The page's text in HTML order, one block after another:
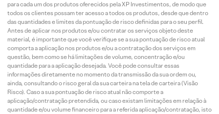
para cada um dos produtos oferecidos pela XP Investimentos, de modo que
todos os clientes possam ter acesso a todos os produtos, desde que dentro
das quantidades e limites da pontuação de risco definidas para o seu perfil.
Antes de aplicar nos produtos e/ou contratar os serviços objeto deste
material, é importante que você verifique se a sua pontuação de risco atual
comporta a aplicação nos produtos e/ou a contratação dos serviços em
questão, bem como se há limitações de volume, concentração e/ou
quantidade para a aplicação desejada. Você pode consultar essas
informações diretamente no momento da transmissão da sua ordem ou,
ainda, consultando o risco geral da sua carteira na tela de carteira (Visão
Risco). Caso a sua pontuação de risco atual não comporte a
aplicação/contratação pretendida, ou caso existam limitações em relação à
quantidade e/ou volume financeiro para a referida aplicação/contratação, isto